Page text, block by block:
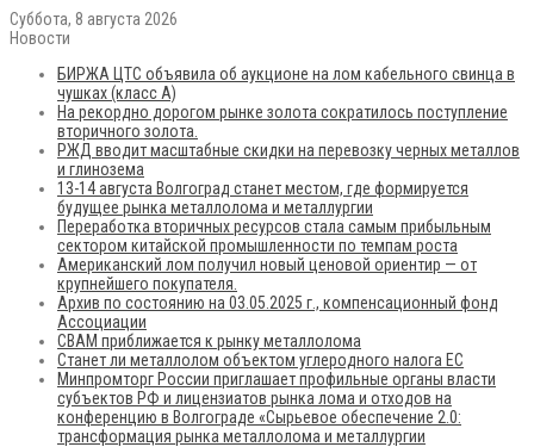
Суббота, 8 августа 2026
Новости
БИРЖА ЦТС объявила об аукционе на лом кабельного свинца в
чушках (класс А)
На рекордно дорогом рынке золота сократилось поступление
вторичного золота.
РЖД вводит масштабные скидки на перевозку черных металлов
и глинозема
13-14 августа Волгоград станет местом, где формируется
будущее рынка металлолома и металлургии
Переработка вторичных ресурсов стала самым прибыльным
сектором китайской промышленности по темпам роста
Американский лом получил новый ценовой ориентир — от
крупнейшего покупателя.
Архив по состоянию на 03.05.2025 г., компенсационный фонд
Ассоциации
CBAM приближается к рынку металлолома
Станет ли металлолом объектом углеродного налога ЕС
Минпромторг России приглашает профильные органы власти
субъектов РФ и лицензиатов рынка лома и отходов на
конференцию в Волгограде «Сырьевое обеспечение 2.0:
трансформация рынка металлолома и металлургии